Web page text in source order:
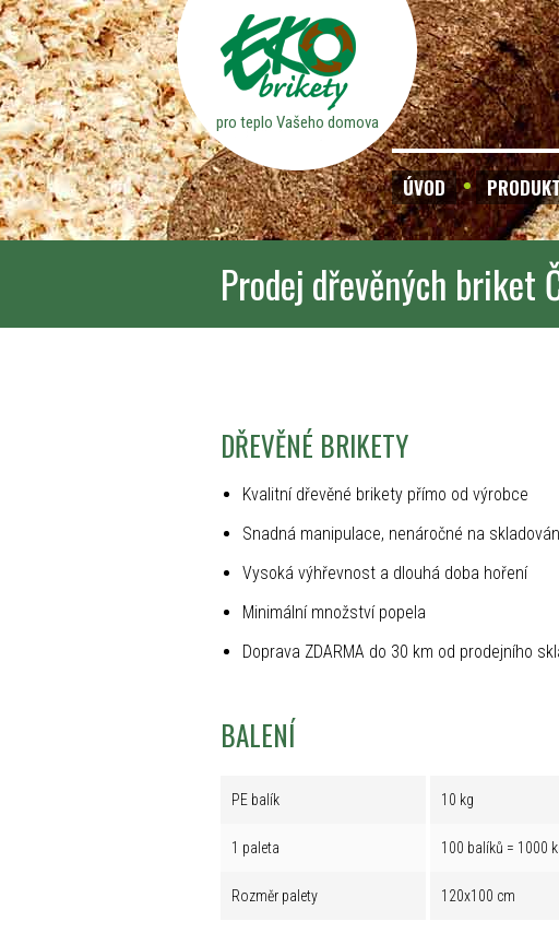
pro teplo Vašeho domova
ÚVOD
Prodej dřevěných briket
DŘEVĚNÉ BRIKETY
Kvalitní dřevěné brikety přímo od výrobce
Snadná manipulace, nenáročné na
Vysoká výhřevnost a dlouhá doba hoření
Minimální množství popela
Doprava ZDARMA do 30 km od prodejního
BALENÍ
PE balík 10 kg
1 paleta 100 balíků = 1000
Rozměr palety 120x100 cm